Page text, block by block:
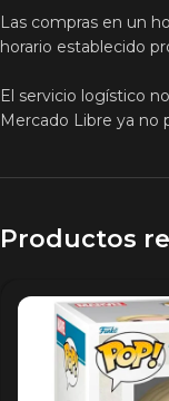
Las compras en un
horario establecido
El servicio logístico
Mercado Libre ya no
Productos